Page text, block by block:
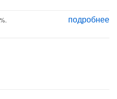
подробнее